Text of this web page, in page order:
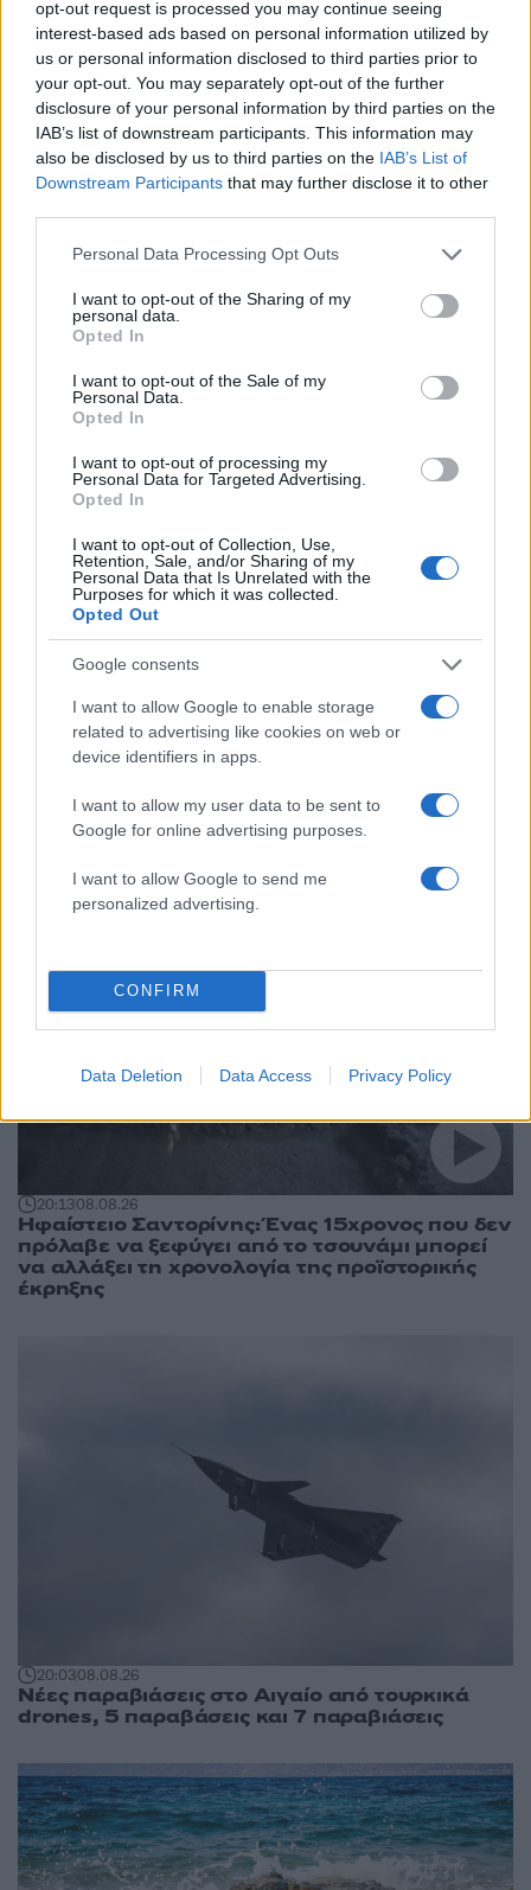
opt-out request is processed you may continue seeing
interest-based ads based on personal information utilized by
us or personal information disclosed to third parties prior to
your opt-out. You may separately opt-out of the further
disclosure of your personal information by third parties on the
IAB’s list of downstream participants. This information may
also be disclosed by us to third parties on the IAB’s List of
Downstream Participants that may further disclose it to other
Please note that this website/app uses one or more Google
not limited to your visit or usage behaviour. You may click to
grant or deny consent to Google and its third-party tags to
use your data for below specified purposes in below Google
consent section.
Personal Data Processing Opt Outs
I want to opt-out of the Sharing of my
personal data.
Opted In
I want to opt-out of the Sale of my
Personal Data.
Opted In
I want to opt-out of processing my
Personal Data for Targeted Advertising.
Opted In
I want to opt-out of Collection, Use,
Retention, Sale, and/or Sharing of my
Personal Data that Is Unrelated with the
Purposes for which it was collected.
Opted Out
Google consents
I want to allow Google to enable storage
related to advertising like cookies on web or
device identifiers in apps.
I want to allow my user data to be sent to
Google for online advertising purposes.
I want to allow Google to send me
personalized advertising.
CONFIRM
Data Deletion Data Access Privacy Policy
5Με 40άρια κορυφώνεται το κύμα ζέστης -
Ποιες περιοχές βρίσκονται στο επίκεντρο
και μέχρι πότε θα κρατήσουν τα μελτέμια
Πιο σχολιασμένα
103 Marfin: Η 46χρονη πήρε προθεσμία για
συμμετείχε στη διαδήλωση όπως και
Βγήκαν ξανά τα μαχαίρια στην Ελπίδα
για τη Δημοκρατία: «Καρυστιανού,
Γρατσία και Γαλανός μετέτρεψαν το
κίνημα σε φοβικό αρχηγικό κόμμα»
Μεταφορές χρημάτων: Πότε μπορεί να
θεωρηθούν δωρεές και να επιβληθεί
φόρος – Τι ισχυεί για τις γονικές παροχές
Απίστευτο κι όμως αληθινό -
Aναστέλλονται τα τακτικά ραντεβού του
Χανίων επειδή κλάπηκε το μηχανάκι του
γιατρού
Σούπερ μάρκετ: Νέες μειώσεις τιμών –
916 προϊόντα στην εθνική πρωτοβουλία,
Ελλάδα: Περισσότερα
άρθρα
20:1308.08.26
Ηφαίστειο Σαντορίνης: Ένας 15χρονος που δεν
πρόλαβε να ξεφύγει από το τσουνάμι μπορεί
να αλλάξει τη χρονολογία της προϊστορικής
έκρηξης
20:0308.08.26
Νέες παραβιάσεις στο Αιγαίο από τουρκικά
drones, 5 παραβάσεις και 7 παραβιάσεις